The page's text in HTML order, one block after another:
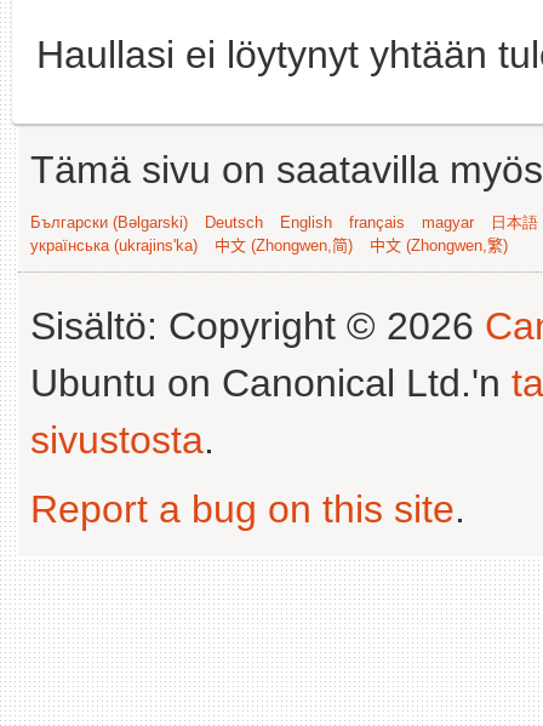
Haullasi ei löytynyt yhtään
Tämä sivu on saatavilla
Български (Bəlgarski) Deutsch English français magyar
日本
українська (ukrajins'ka)
中文 (Zhongwen,简) 中文 (Zhongwen,繁)
Sisältö: Copyright © 2026
Ubuntu on Canonical Ltd.'n
sivustosta.
Report a bug on this site.